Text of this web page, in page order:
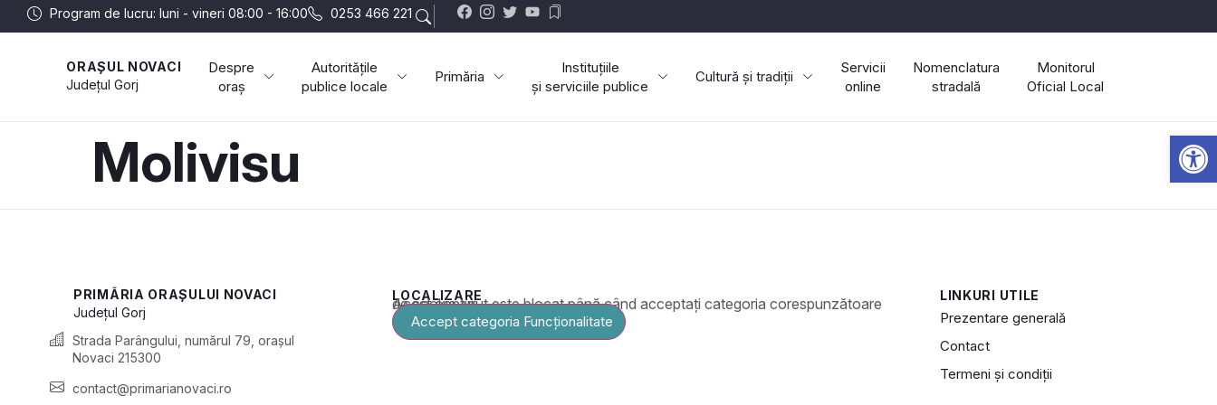
Program de lucru: luni - vineri 08:00 - 16:00 0253 466 221
ORAȘUL NOVACI
JudețulGorj
Despre
oraș
Autoritățile
publice locale
Primăria
Instituțiile
și serviciile publice
Cultură și tradiții
Servicii
online
Nomenclatura
stradală
Monitorul
Oficial Local
Molivisu
PRIMĂRIA ORAȘULUI NOVACI
JudețulGorj
Strada Parângului, numărul 79, orașul
Novaci 215300
contact@primarianovaci.ro
LOCALIZARE
Acest conținut este blocat până când acceptați categoria corespunzătoare de cookie-uri.
Accept categoria Funcționalitate
LINKURI UTILE
Prezentare generală
Contact
Termeni și condiții